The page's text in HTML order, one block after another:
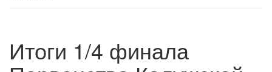
Итоги 1/4 финала